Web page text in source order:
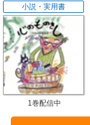
小説・実用書
1巻配信中